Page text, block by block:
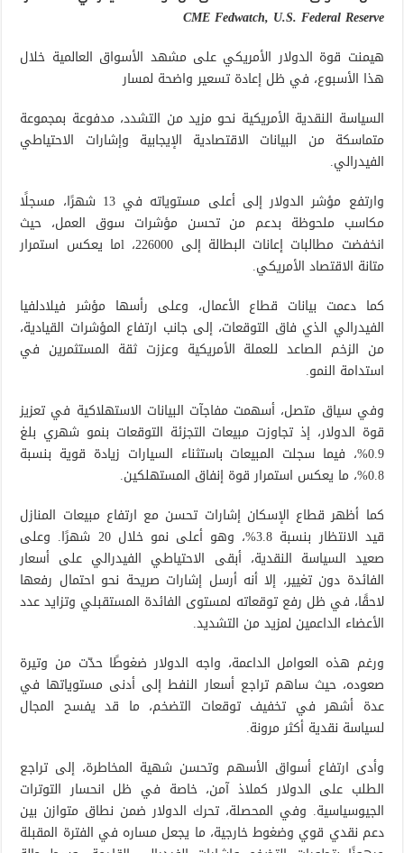
CME Fedwatch, U.S. Federal Reserve
هيمنت قوة الدولار الأمريكي على مشهد الأسواق العالمية خلال
هذا الأسبوع، في ظل إعادة تسعير واضحة لمسار
السياسة النقدية الأمريكية نحو مزيد من التشدد، مدفوعة بمجموعة
متماسكة من البيانات الاقتصادية الإيجابية وإشارات الاحتياطي
الفيدرالي.
وارتفع مؤشر الدولار إلى أعلى مستوياته في 13 شهرًا، مسجلًا
مكاسب ملحوظة بدعم من تحسن مؤشرات سوق العمل، حيث
انخفضت مطالبات إعانات البطالة إلى 226000، lما يعكس استمرار
متانة الاقتصاد الأمريكي.
كما دعمت بيانات قطاع الأعمال، وعلى رأسها مؤشر فيلادلفيا
الفيدرالي الذي فاق التوقعات، إلى جانب ارتفاع المؤشرات القيادية،
من الزخم الصاعد للعملة الأمريكية وعززت ثقة المستثمرين في
استدامة النمو.
وفي سياق متصل، أسهمت مفاجآت البيانات الاستهلاكية في تعزيز
قوة الدولار، إذ تجاوزت مبيعات التجزئة التوقعات بنمو شهري بلغ
0.9%، فيما سجلت المبيعات باستثناء السيارات زيادة قوية بنسبة
0.8%، ما يعكس استمرار قوة إنفاق المستهلكين.
كما أظهر قطاع الإسكان إشارات تحسن مع ارتفاع مبيعات المنازل
قيد الانتظار بنسبة 3.8%، وهو أعلى نمو خلال 20 شهرًا. وعلى
صعيد السياسة النقدية، أبقى الاحتياطي الفيدرالي على أسعار
الفائدة دون تغيير، إلا أنه أرسل إشارات صريحة نحو احتمال رفعها
لاحقًا، في ظل رفع توقعاته لمستوى الفائدة المستقبلي وتزايد عدد
الأعضاء الداعمين لمزيد من التشديد.
ورغم هذه العوامل الداعمة، واجه الدولار ضغوطًا حدّت من وتيرة
صعوده، حيث ساهم تراجع أسعار النفط إلى أدنى مستوياتها في
عدة أشهر في تخفيف توقعات التضخم، ما قد يفسح المجال
لسياسة نقدية أكثر مرونة.
وأدى ارتفاع أسواق الأسهم وتحسن شهية المخاطرة، إلى تراجع
الطلب على الدولار كملاذ آمن، خاصة في ظل انحسار التوترات
الجيوسياسية. وفي المحصلة، تحرك الدولار ضمن نطاق متوازن بين
دعم نقدي قوي وضغوط خارجية، ما يجعل مساره في الفترة المقبلة